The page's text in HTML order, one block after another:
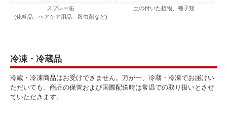
スプレー缶
(化粧品、ヘアケア用品、殺虫剤など)
土の付いた植物、種子類
冷凍・冷蔵品
冷蔵・冷凍商品はお受けできません。万が一、冷蔵・冷凍でお届けい
ただいても、商品の保管および国際配送時は常温での取り扱いとさせ
ていただきます。